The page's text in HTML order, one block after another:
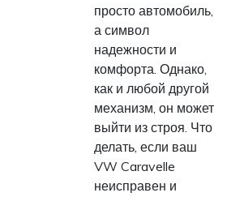
просто автомобиль,
а символ
надежности и
комфорта. Однако,
как и любой другой
механизм, он может
выйти из строя. Что
делать, если ваш
VW Caravelle
неисправен и